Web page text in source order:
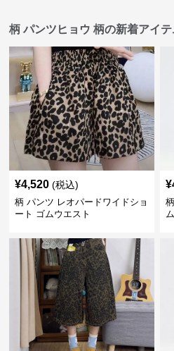
柄 パンツヒョウ 柄の新着アイテ
¥4,520 (税込)
柄 パンツ レオパードワイドショ
ート ゴムウエスト
¥